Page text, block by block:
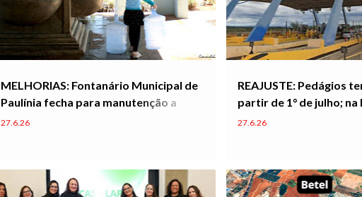
MELHORIAS: Fontanário Municipal de
Paulínia fecha para manutenção a
partir de segunda-feira
27.6.26
REAJUSTE: Pedágios
partir de 1° de julho; na
Paulínia, valor chega a
27.6.26